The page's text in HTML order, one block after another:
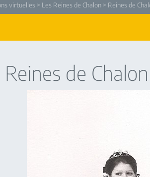
virtuelles > Les Reines de Chalon > Reines de
Reines de